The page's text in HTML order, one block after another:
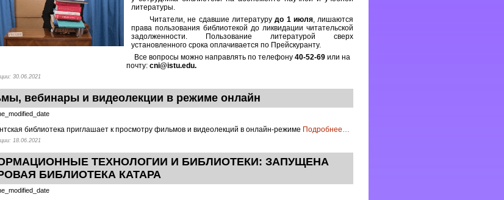
литературы.
Читатели, не сдавшие литературудо 1 июля, лишаются
права пользования библиотекой до ликвидации читательской
задолженности. Пользование литературой сверх
установленного срока оплачивается по Прейскуранту.
Все вопросы можно направлять по телефону 40-52-69 или на
почту: cni@istu.edu.
30.06.2021
вебинары и видеолекции в режиме онлайн
библиотека приглашает к просмотру фильмов и видеолекций в онлайн-режиме Подробнее…
18.06.2021
ТЕХНОЛОГИИ И БИБЛИОТЕКИ: ЗАПУЩЕНА
БИБЛИОТЕКА КАТАРА